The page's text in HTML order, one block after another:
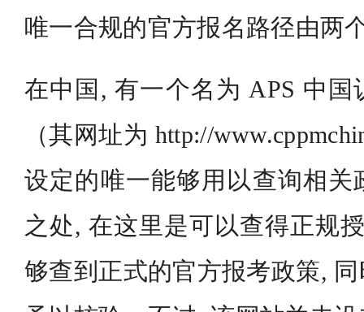
唯一合规的官方报名路径由两
在中国, 有一个名为 APS 中
（其网址为 http://
设定的唯一能够用以查询相关
之处, 在这里是可以查得正规
够查到正式的官方报考政策,